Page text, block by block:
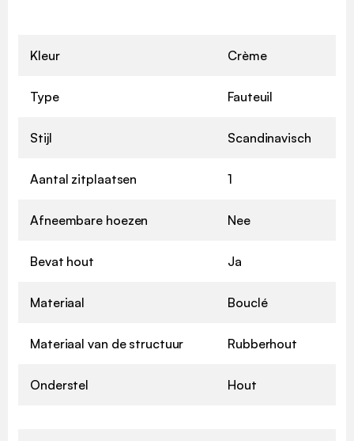
Kleur Crème
Type Fauteuil
Stijl Scandinavisch
Aantal zitplaatsen 1
Afneembare hoezen Nee
Bevat hout Ja
Materiaal Bouclé
Materiaal van de structuur Rubberhout
Onderstel Hout